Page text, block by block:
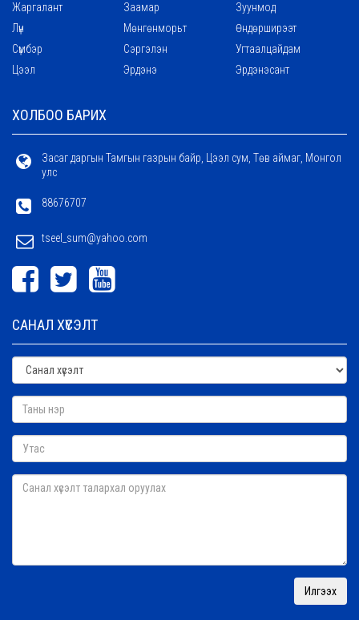
Жаргалант
Заамар
Зуунмод
Лүн
Мөнгөнморьт
Өндөрширээт
Сүмбэр
Сэргэлэн
Угтаалцайдам
Цээл
Эрдэнэ Эрдэнэсант
ХОЛБОО БАРИХ
Засаг даргын Тамгын газрын байр, Цээл сум, Төв аймаг, Монгол
улс
88676707
tseel_sum@yahoo.com
САНАЛ ХҮСЭЛТ